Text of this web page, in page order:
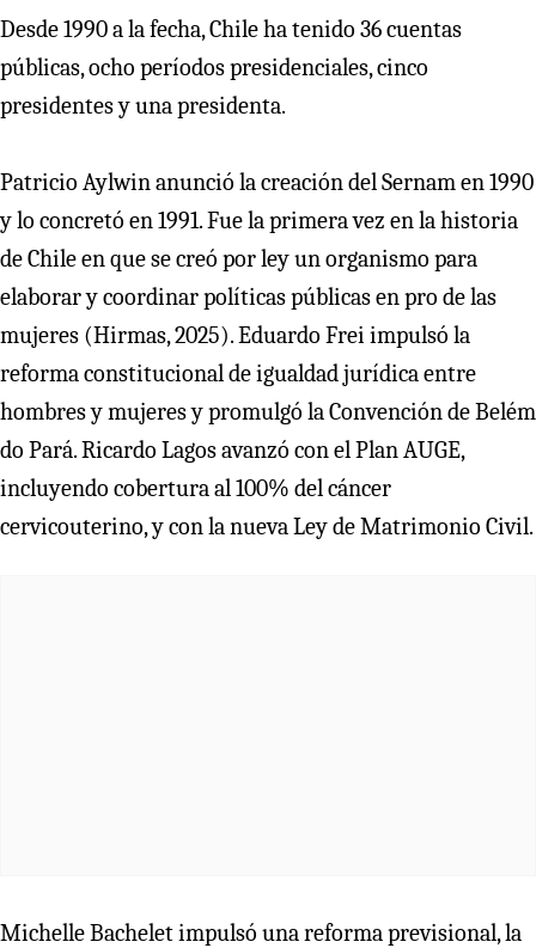
Desde 1990 a la fecha, Chile ha tenido 36 cuentas
públicas, ocho períodos presidenciales, cinco
presidentes y una presidenta.
Patricio Aylwin anunció la creación del Sernam en 1990
y lo concretó en 1991. Fue la primera vez en la historia
de Chile en que se creó por ley un organismo para
elaborar y coordinar políticas públicas en pro de las
mujeres (Hirmas, 2025). Eduardo Frei impulsó la
reforma constitucional de igualdad jurídica entre
hombres y mujeres y promulgó la Convención de Belém
do Pará. Ricardo Lagos avanzó con el Plan AUGE,
incluyendo cobertura al 100% del cáncer
cervicouterino, y con la nueva Ley de Matrimonio Civil.
Michelle Bachelet impulsó una reforma previsional, la